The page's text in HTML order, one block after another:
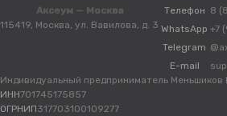
Аксеум — Москва
115419, Москва, ул. Вавилова, д. 3
Телефон 8
WhatsApp +7
Telegram
E-mail
Индивидуальный предприниматель Меньшиков
ИНН701745175857
ОГРНИП317703100109277